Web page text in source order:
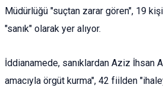
Müdürlüğü "suçtan zarar gören", 19
"sanık" olarak yer alıyor.
İddianamede, sanıklardan Aziz İhsan
amacıyla örgüt kurma", 42 fiilden